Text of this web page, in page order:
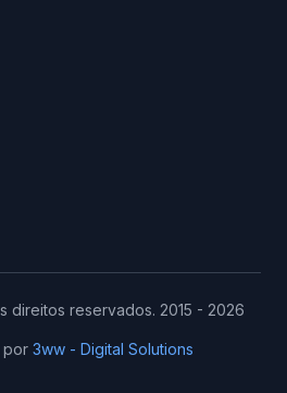
direitos reservados. 2015 - 2026
por 3ww - Digital Solutions